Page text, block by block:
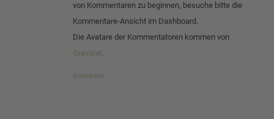
von Kommentaren zu beginnen, besuche bitte die
Kommentare-Ansicht im Dashboard.
Die Avatare der Kommentatoren kommen von
Gravatar.
Antworten